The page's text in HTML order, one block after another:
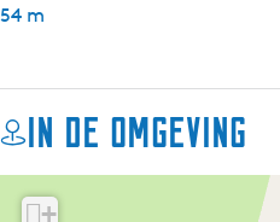
54 m
In de omgeving
+